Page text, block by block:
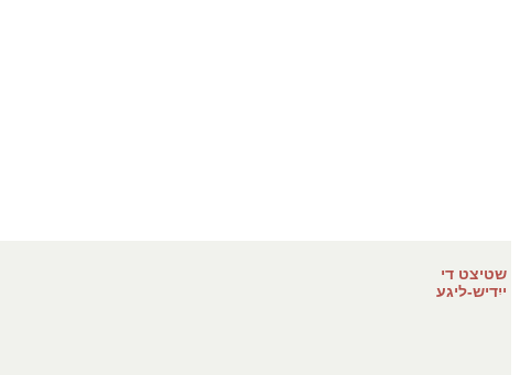
שטיצט די
ייִדיש-ליגע